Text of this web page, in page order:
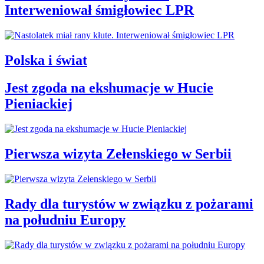
Interweniował śmigłowiec LPR
Polska i świat
Jest zgoda na ekshumacje w Hucie
Pieniackiej
Pierwsza wizyta Zełenskiego w Serbii
Rady dla turystów w związku z pożarami
na południu Europy